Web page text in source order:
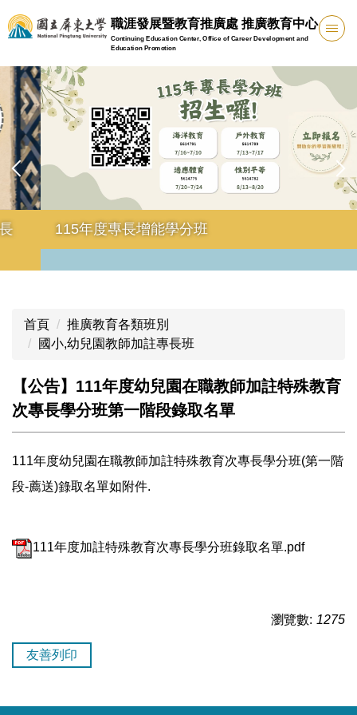
跳
到
要
內
容
區
職涯發展暨教育推廣處 推廣教育中心
Continuing Education Center, Office of Career Development and
Education Promotion
115年度專長增能學分班
首頁
推廣教育各類班別
國小,幼兒園教師加註專長班
【公告】111年度幼兒園在職教師加註特殊教育
次專長學分班第一階段錄取名單
111年度幼兒園在職教師加註特殊教育次專長學分班(第一階
段-薦送)錄取名單如附件.
111年度加註特殊教育次專長學分班錄取名單.pdf
瀏覽數: 1275
友善列印